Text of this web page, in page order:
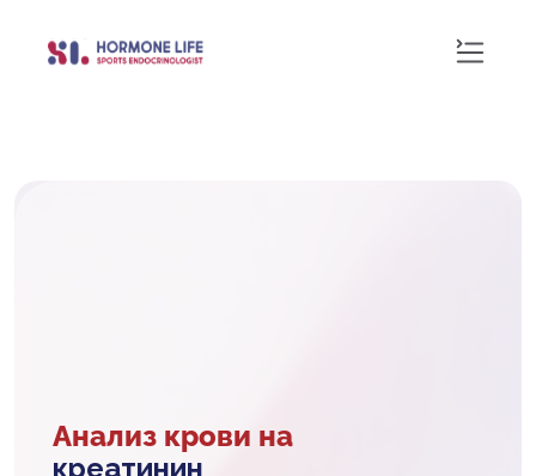
Анализ крови на
креатинин